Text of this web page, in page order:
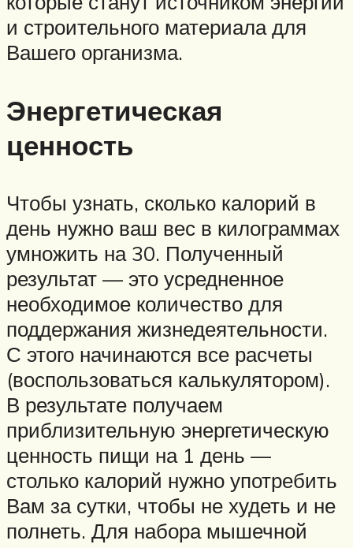
и строительного материала для
Вашего организма.
Энергетическая
ценность
Чтобы узнать, сколько калорий в
день нужно ваш вес в килограммах
умножить на 30. Полученный
результат — это усредненное
необходимое количество для
поддержания жизнедеятельности.
С этого начинаются все расчеты
(воспользоваться калькулятором).
В результате получаем
приблизительную энергетическую
ценность пищи на 1 день —
столько калорий нужно употребить
Вам за сутки, чтобы не худеть и не
полнеть. Для набора мышечной